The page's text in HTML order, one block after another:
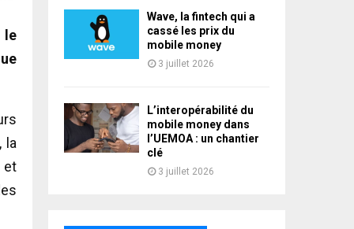
le
la
et
Wave, la fintech qui a
cassé les prix du
mobile money
3 juillet 2026
L’interopérabilité du
mobile money dans
l’UEMOA : un chantier
clé
3 juillet 2026